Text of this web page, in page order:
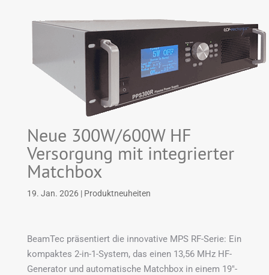
Neue 300W/600W HF
Versorgung mit integrierter
Matchbox
19. Jan. 2026| Produktneuheiten
BeamTec präsentiert die innovative MPS RF-Serie: Ein
kompaktes 2-in-1-System, das einen 13,56 MHz HF-
Generator und automatische Matchbox in einem 19″-